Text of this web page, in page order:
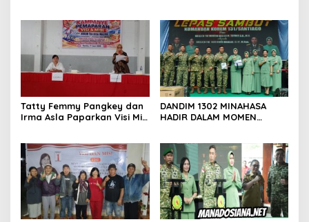
Calon Hukum Tua
Walantakan
Misi di Desa Waleure
Tatty Femmy Pangkey dan
Irma Asla Paparkan Visi Misi
Waleure
DANDIM 1302 MINAHASA
HADIR DALAM MOMEN